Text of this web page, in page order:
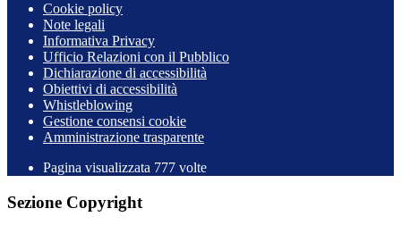
Cookie policy
Note legali
Informativa Privacy
Ufficio Relazioni con il Pubblico
Dichiarazione di accessibilità
Obiettivi di accessibilità
Whistleblowing
Gestione consensi cookie
Amministrazione trasparente
Pagina visualizzata 777 volte
Sezione Copyright